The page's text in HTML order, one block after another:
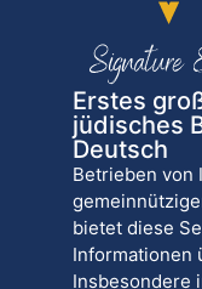
Erstes
jüdisches
Deutsch
Betrieben von
bietet diese
Informationen
Insbesondere